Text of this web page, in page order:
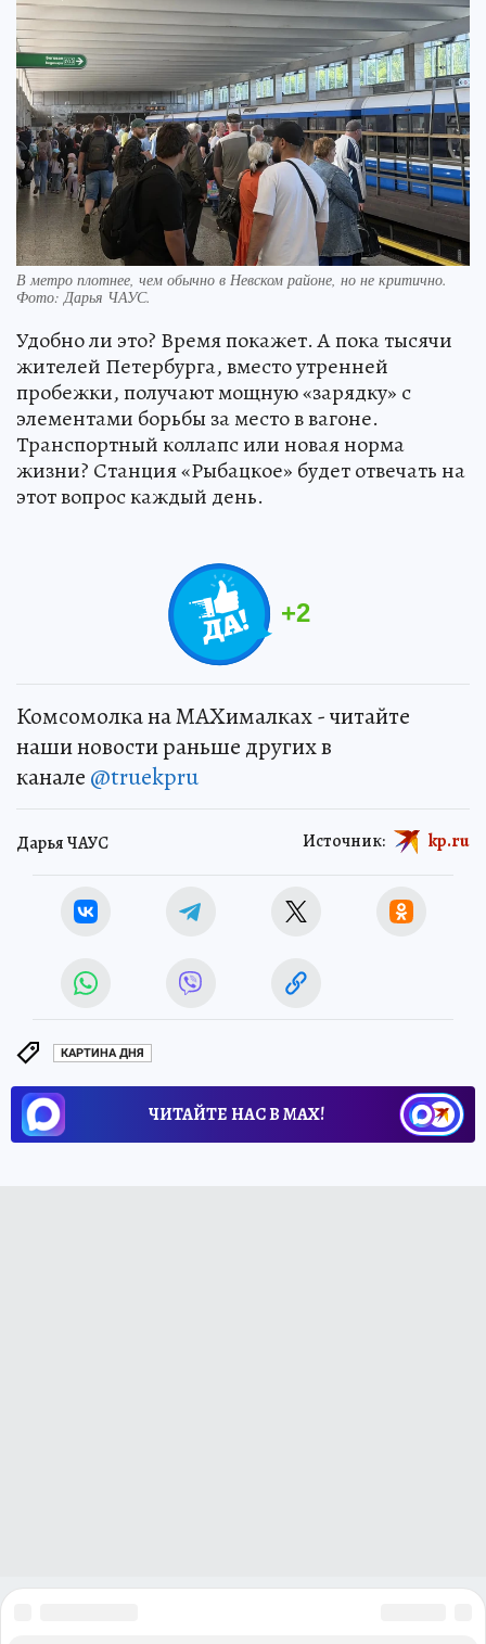
В метро плотнее, чем обычно в Невском районе, но не критично.
Фото: Дарья ЧАУС.
Удобно ли это? Время покажет. А пока тысячи
жителей Петербурга, вместо утренней
пробежки, получают мощную «зарядку» с
элементами борьбы за место в вагоне.
Транспортный коллапс или новая норма
жизни? Станция «Рыбацкое» будет отвечать на
этот вопрос каждый день.
+2
Комсомолка на MAXималках - читайте
наши новости раньше других в
канале @truekpru
Дарья ЧАУС Источник: kp.ru
КАРТИНА ДНЯ
ЧИТАЙТЕ НАС В МАХ!